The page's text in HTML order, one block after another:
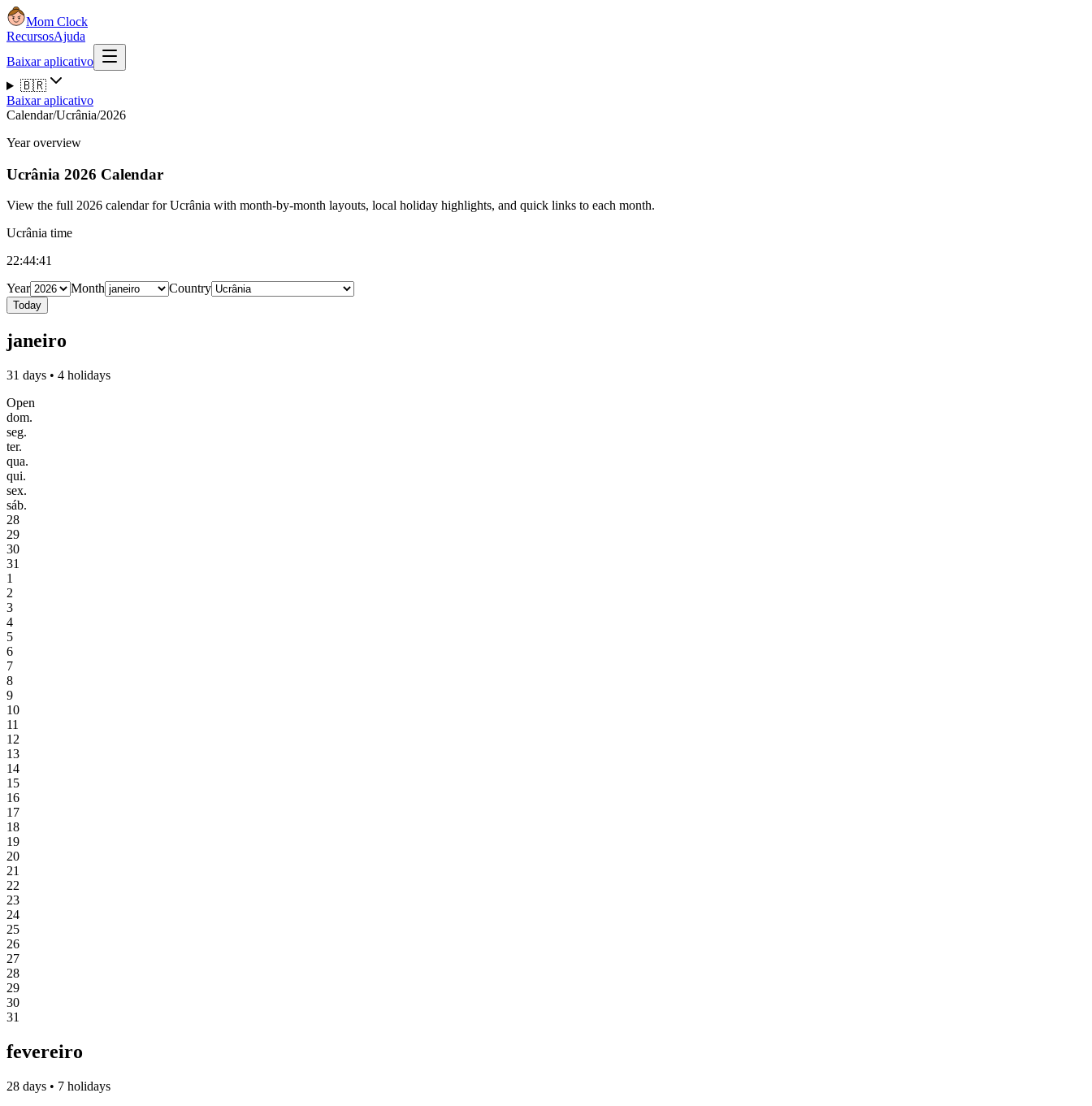
Mom Clock
RecursosAjuda
Baixar aplicativo
🇧🇷
Baixar aplicativo
Calendar/Ucrânia/2026
Year overview
Ucrânia 2026 Calendar
View the full 2026 calendar for Ucrânia with month-by-month layouts, local holiday highlights, and quick links to each month.
Ucrânia time
22:44:41
Year
Month Country
Today
janeiro
31 days • 4 holidays
Open
dom.
seg.
ter.
qua.
qui.
sex.
sáb.
28
29
30
31
1
2
3
4
5
6
7
8
9
10
11
12
13
14
15
16
17
18
19
20
21
22
23
24
25
26
27
28
29
30
31
fevereiro
28 days • 7 holidays